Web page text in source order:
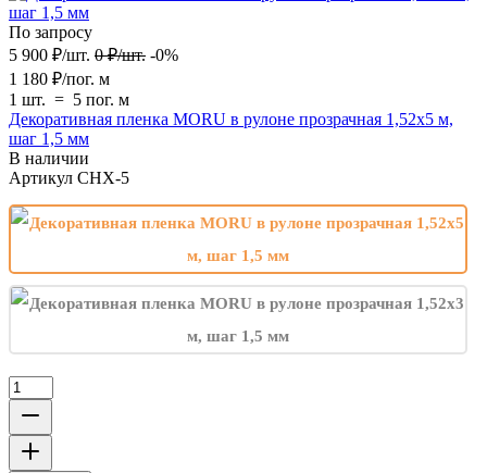
По запросу
5 900 ₽/шт. 0 ₽/шт. -0%
1 180 ₽/пог. м
1 шт. = 5 пог. м
Декоративная пленка MORU в рулоне прозрачная 1,52х5 м,
шаг 1,5 мм
В наличии
Артикул CHX-5